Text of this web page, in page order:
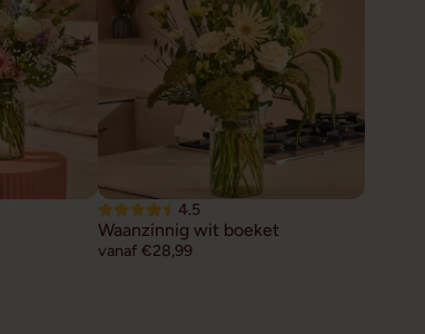
4.5
Waanzinnig wit boeket
vanaf €28,99